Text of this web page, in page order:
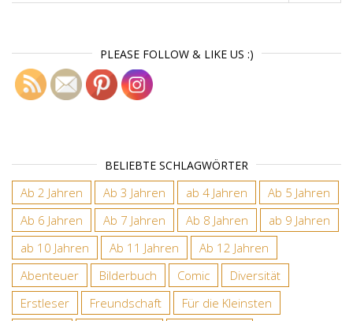
PLEASE FOLLOW & LIKE US :)
BELIEBTE SCHLAGWÖRTER
Ab 2 Jahren Ab 3 Jahren ab 4 Jahren
Ab 5 Jahren
Ab 6 Jahren
Ab 7 Jahren Ab 8 Jahren
ab 9 Jahren
ab 10 Jahren
Ab 11 Jahren
Ab 12 Jahren
Abenteuer
Bilderbuch Comic
Diversität
Erstleser
Freundschaft
Für die Kleinsten